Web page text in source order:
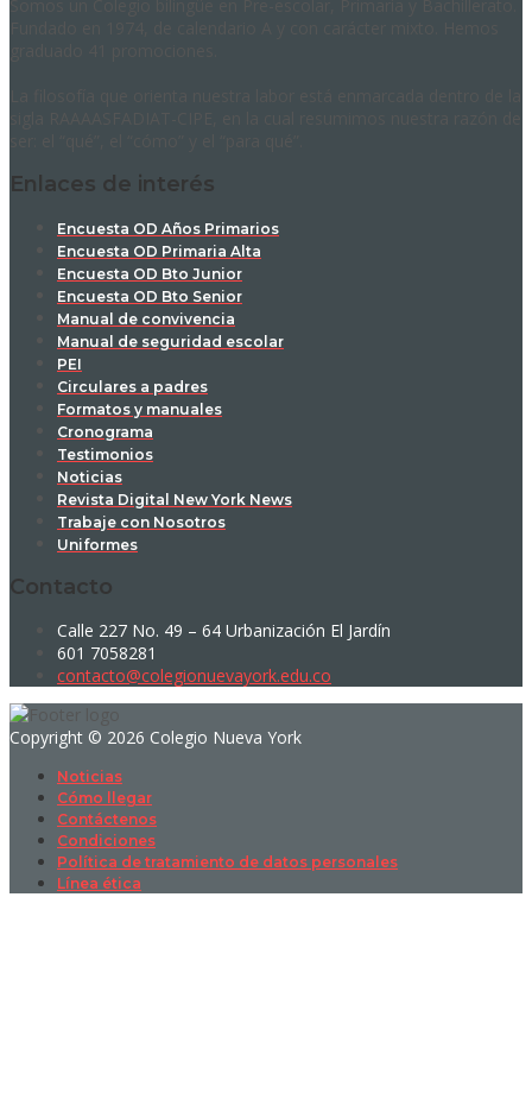
Enlaces de interés
Encuesta OD Años Primarios
Encuesta OD Primaria Alta
Encuesta OD Bto Junior
Encuesta OD Bto Senior
Manual de convivencia
Manual de seguridad escolar
PEI
Circulares a padres
Formatos y manuales
Cronograma
Testimonios
Noticias
Revista Digital New York News
Trabaje con Nosotros
Uniformes
Contacto
Calle 227 No. 49 – 64 Urbanización El Jardín
601 7058281
contacto@colegionuevayork.edu.co
Copyright © 2026 Colegio Nueva York
Noticias
Cómo llegar
Contáctenos
Condiciones
Política de tratamiento de datos personales
Línea ética